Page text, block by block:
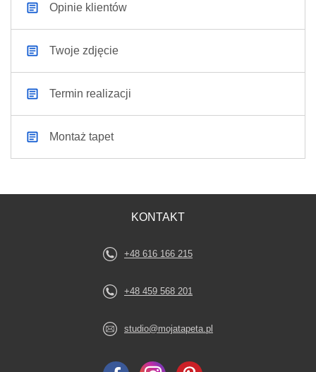
Opinie klientów
Twoje zdjęcie
Termin realizacji
Montaż tapet
KONTAKT
+48 616 166 215
+48 459 568 201
studio@mojatapeta.pl